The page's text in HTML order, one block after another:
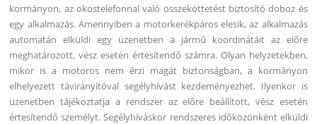
kormányon, az okostelefonnal való összeköttetést biztosító doboz és
egy alkalmazás. Amennyiben a motorkerékpáros elesik, az alkalmazás
automatán elküldi egy üzenetben a jármű koordinátáit az előre
meghatározott, vész esetén értesítendő számra. Olyan helyzetekben,
mikor is a motoros nem érzi magát biztonságban, a kormányon
elhelyezett távirányítóval segélyhívást kezdeményezhet. Ilyenkor is
üzenetben tájékoztatja a rendszer az előre beállított, vész esetén
értesítendő személyt. Segélyhíváskor rendszeres időközönként elküldi